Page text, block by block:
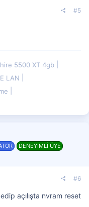
#5
5500 XT 4gb
LAN
DENEYİMLİ ÜYE
#6
açılışta nvram reset